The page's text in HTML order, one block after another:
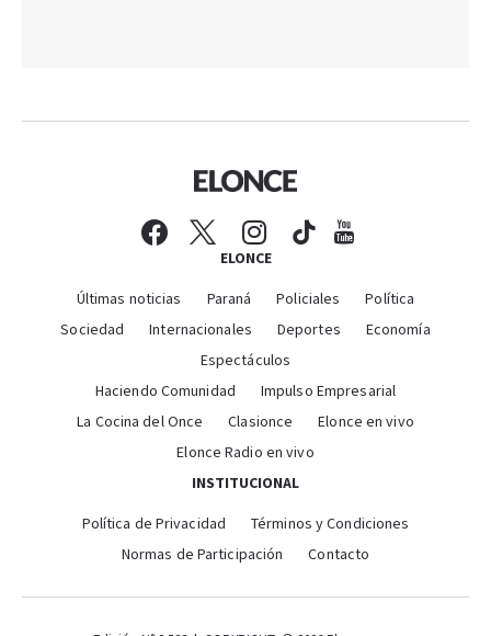
ELONCE
Últimas noticias Paraná Policiales
Política
Sociedad
Internacionales Deportes
Economía
Espectáculos
Haciendo Comunidad
Impulso Empresarial
La Cocina del Once
Clasionce
Elonce en vivo
Elonce Radio en vivo
INSTITUCIONAL
Política de Privacidad
Términos y Condiciones
Normas de Participación
Contacto